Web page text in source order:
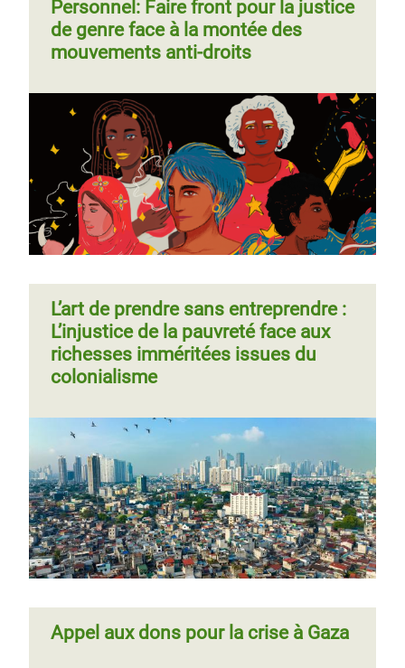
Personnel: Faire front pour la justice
de genre face à la montée des
mouvements anti-droits
L’art de prendre sans entreprendre :
L’injustice de la pauvreté face aux
richesses imméritées issues du
colonialisme
Appel aux dons pour la crise à Gaza